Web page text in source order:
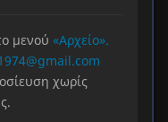
μενού «Αρχείο».
χωρίς